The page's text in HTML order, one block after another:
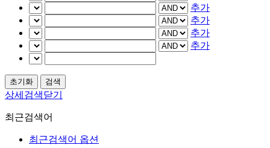
추가
추가
추가
추가
상세검색닫기
최근검색어
최근검색어 옵션